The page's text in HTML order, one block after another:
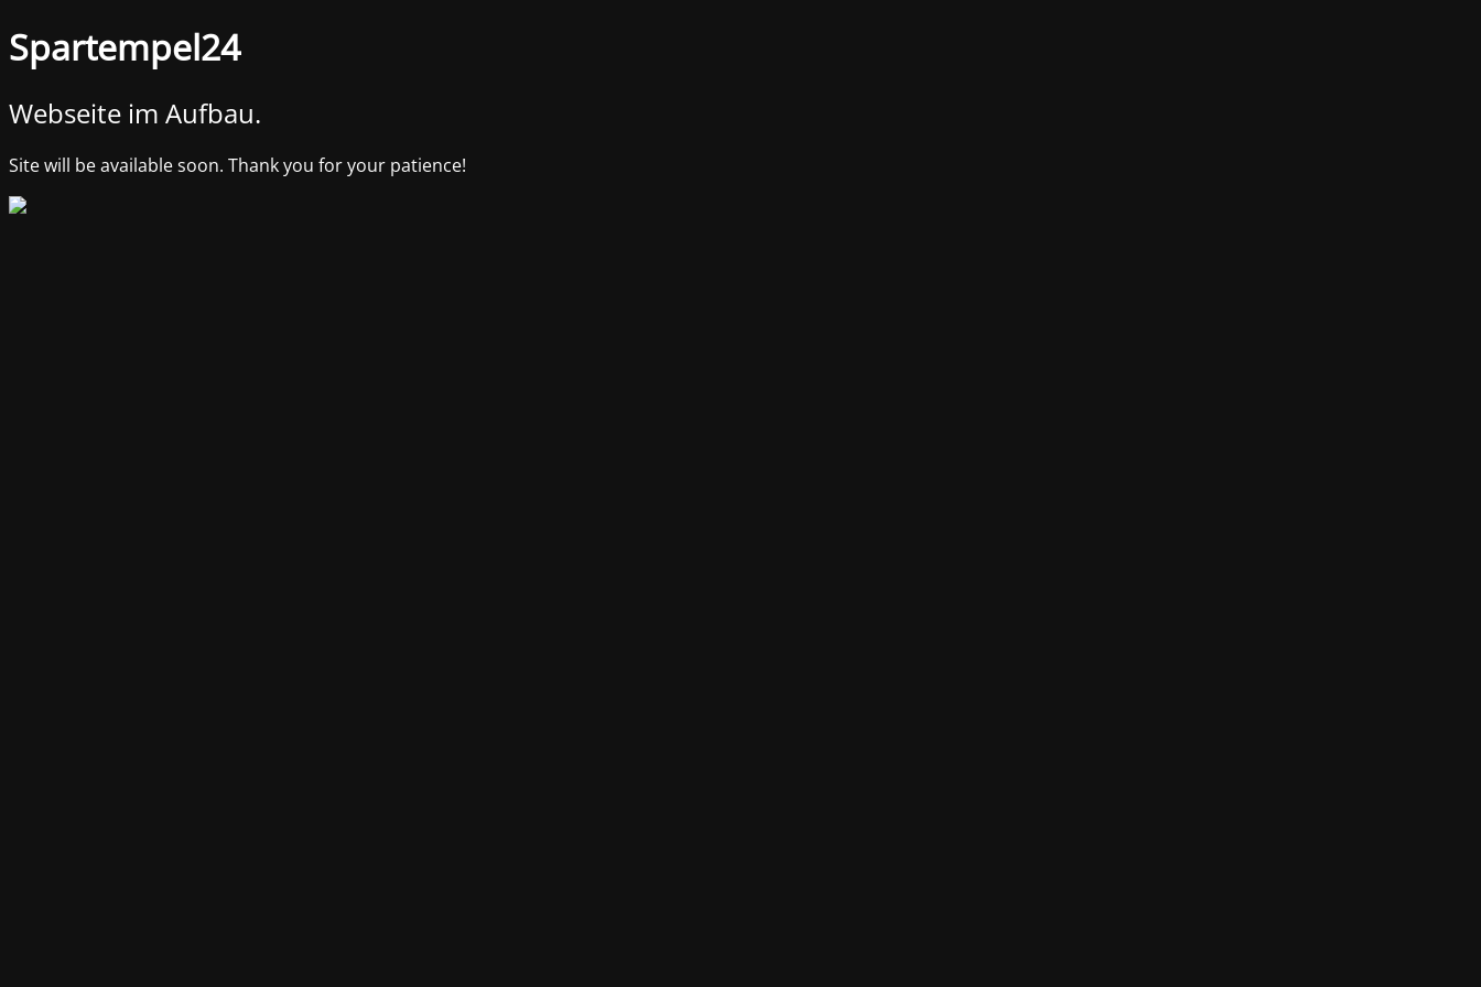
Spartempel24
Webseite im Aufbau.
Site will be available soon. Thank you for your patience!